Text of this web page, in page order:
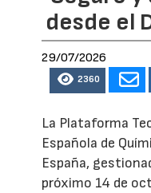
desde el
29/07/2026
2360
La Plataforma
Española de
España,
próximo 14 de